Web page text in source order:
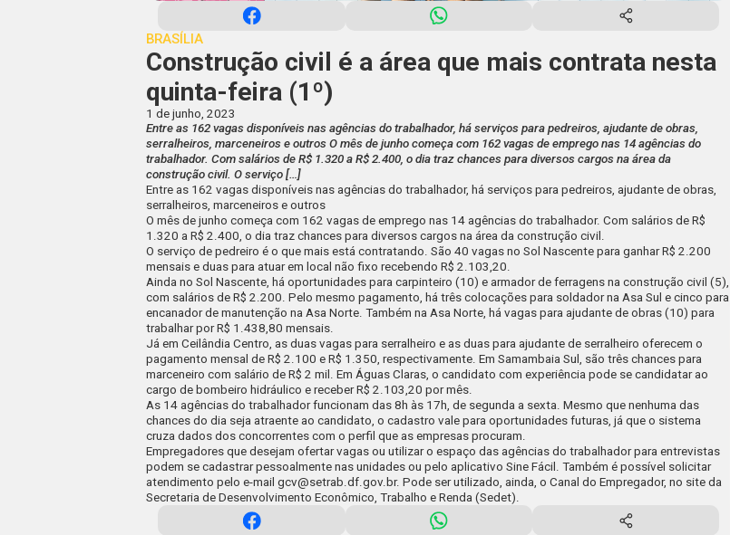
BRASÍLIA
Construção civil é a área que mais contrata nesta
quinta-feira (1º)
1 de junho, 2023
Entre as 162 vagas disponíveis nas agências do trabalhador, há serviços para pedreiros, ajudante de obras,
serralheiros, marceneiros e outros O mês de junho começa com 162 vagas de emprego nas 14 agências do
trabalhador. Com salários de R$ 1.320 a R$ 2.400, o dia traz chances para diversos cargos na área da
construção civil. O serviço […]
Entre as 162 vagas disponíveis nas agências do trabalhador, há serviços para pedreiros, ajudante de obras,
serralheiros, marceneiros e outros
O mês de junho começa com 162 vagas de emprego nas 14 agências do trabalhador. Com salários de R$
1.320 a R$ 2.400, o dia traz chances para diversos cargos na área da construção civil.
O serviço de pedreiro é o que mais está contratando. São 40 vagas no Sol Nascente para ganhar R$ 2.200
mensais e duas para atuar em local não fixo recebendo R$ 2.103,20.
Ainda no Sol Nascente, há oportunidades para carpinteiro (10) e armador de ferragens na construção civil (5),
com salários de R$ 2.200. Pelo mesmo pagamento, há três colocações para soldador na Asa Sul e cinco para
encanador de manutenção na Asa Norte. Também na Asa Norte, há vagas para ajudante de obras (10) para
trabalhar por R$ 1.438,80 mensais.
Já em Ceilândia Centro, as duas vagas para serralheiro e as duas para ajudante de serralheiro oferecem o
pagamento mensal de R$ 2.100 e R$ 1.350, respectivamente. Em Samambaia Sul, são três chances para
marceneiro com salário de R$ 2 mil. Em Águas Claras, o candidato com experiência pode se candidatar ao
cargo de bombeiro hidráulico e receber R$ 2.103,20 por mês.
As 14 agências do trabalhadorfuncionam das 8h às 17h, de segunda a sexta. Mesmo que nenhuma das
chances do dia seja atraente ao candidato, o cadastro vale para oportunidades futuras, já que o sistema
cruza dados dos concorrentes com o perfil que as empresas procuram.
Empregadores que desejam ofertar vagas ou utilizar o espaço das agências do trabalhador para entrevistas
podem se cadastrar pessoalmente nas unidades ou pelo aplicativo Sine Fácil. Também é possível solicitar
atendimento pelo e-mailgcv@setrab.df.gov.br. Pode ser utilizado, ainda, oCanal do Empregador, no site da
Secretaria de Desenvolvimento Econômico, Trabalho e Renda (Sedet).